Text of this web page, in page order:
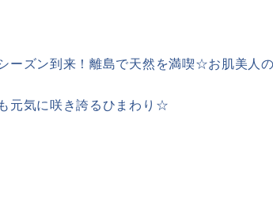
ーズン到来！離島で天然を満喫☆お肌美人
元気に咲き誇るひまわり☆